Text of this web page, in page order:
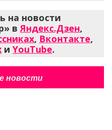
на новости
вЯндекс.Дзен,
, Вконтакте,
и YouTube.
новости